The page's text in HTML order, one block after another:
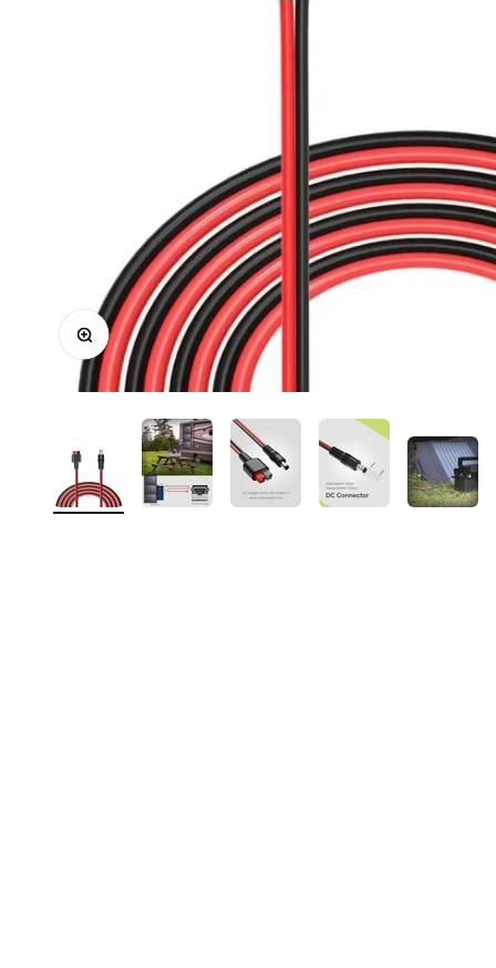
Przybliż